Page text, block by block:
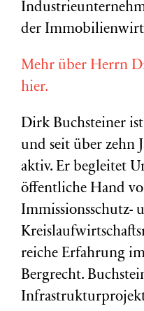
der
Mehr über Herrn
hier.
Dirk Buchsteiner
und seit über zehn
aktiv. Er begleitet
öffentliche Hand
Immissionsschutz-
reiche Erfahrung im
Bergrecht.